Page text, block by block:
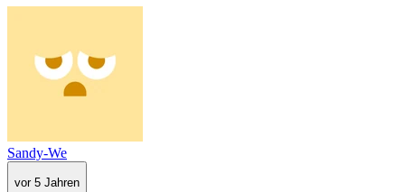
Sandy-We
vor 5 Jahren